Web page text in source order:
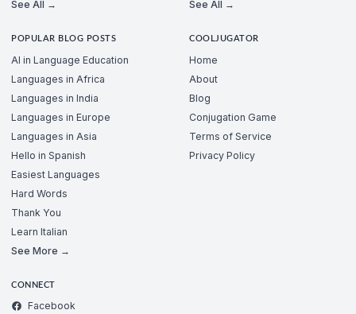
See All →
See All →
POPULAR BLOG POSTS
AI in Language Education
Languages in Africa
Languages in India
Languages in Europe
Languages in Asia
Hello in Spanish
Easiest Languages
Hard Words
Thank You
Learn Italian
See More →
COOLJUGATOR
Home
About
Blog
Conjugation Game
Terms of Service
Privacy Policy
CONNECT
Facebook